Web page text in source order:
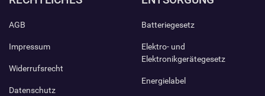
AGB
Impressum
Widerrufsrecht
Datenschutz
Batteriegesetz
Elektro- und
Elektronikgerätegesetz
Energielabel